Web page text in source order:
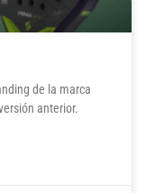
de la marca
anterior.